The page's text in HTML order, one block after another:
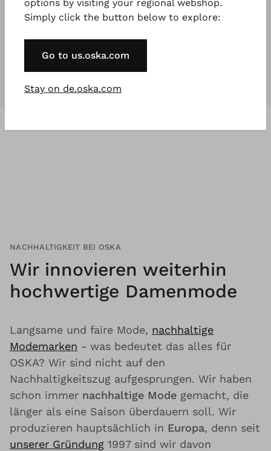
Unsere Kollektionensind fürjeden
der etwas Besonderes will.
NACHHALTIGKEIT BEI OSKA
Wir innovieren weiterhin
hochwertige Damenmode
Langsame und faire Mode, nachhaltige
Modemarken - was bedeutet das alles für
OSKA? Wir sind nicht auf den
Nachhaltigkeitszug aufgesprungen. Wir haben
schon immer nachhaltige Mode gemacht, die
länger als eine Saison überdauern soll. Wir
produzieren hauptsächlich in Europa, denn seit
unserer Gründung 1997 sind wir davon
options by visiting your regional webshop.
Simply click the button below to explore:
Go to us.oska.com
Stay on de.oska.com